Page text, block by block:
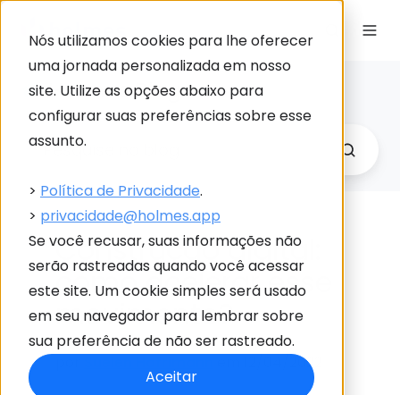
Nós utilizamos cookies para lhe oferecer
uma jornada personalizada em nosso
site. Utilize as opções abaixo para
configurar suas preferências sobre esse
assunto.
> Política de Privacidade.
> privacidade@holmes.app
Se você recusar, suas informações não
serão rastreadas quando você acessar
este site. Um cookie simples será usado
em seu navegador para lembrar sobre
sua preferência de não ser rastreado.
Aceitar
Link
para
Holme
Holmes Blog
Construção digital:
como acelerar esse
movimento?
em 12/04/2022